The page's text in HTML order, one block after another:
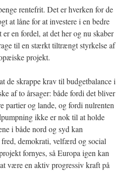
rentefrit. Det er hverken for de
at låne for at investere i en bedre
en fordel, at det her og nu skaber
til en stærkt tiltrængt styrkelse af
projekt.
de skrappe krav til budgetbalance i
af to årsager: både fordi det bliver
partier og lande, og fordi nulrenten
ikke er nok til at holde
i både nord og syd kan
demokrati, velfærd og social
fornyes, så Europa igen kan
være en aktiv progressiv kraft på